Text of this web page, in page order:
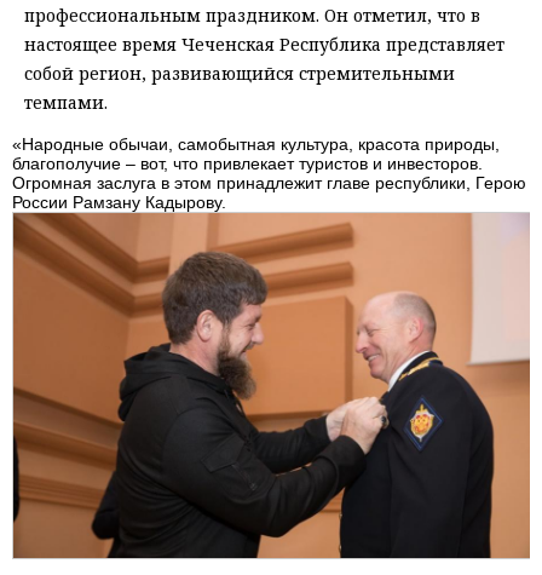
профессиональным праздником. Он отметил, что в
настоящее время Чеченская Республика представляет
собой регион, развивающийся стремительными
темпами.
«Народные обычаи, самобытная культура, красота природы,
благополучие – вот, что привлекает туристов и инвесторов.
Огромная заслуга в этом принадлежит главе республики, Герою
России Рамзану Кадырову.